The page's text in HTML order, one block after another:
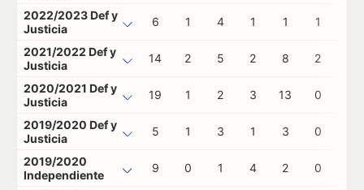
2022/2023 Def y
Justicia
6 1 4 1 1 1
2021/2022 Def y
Justicia
14 2 5 2 8 2
2020/2021 Def y
Justicia
19 1 2 3 13 0
2019/2020 Def y
Justicia
5 1 3 1 3 0
2019/2020
Independiente
9 0 1 4 2 0